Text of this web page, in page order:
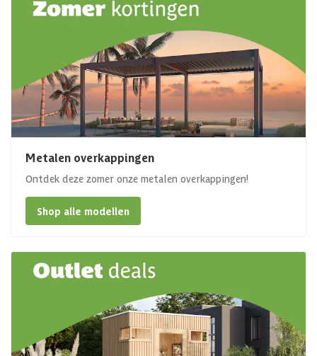
Metalen overkappingen
Ontdek deze zomer onze metalen overkappingen!
Shop alle modellen